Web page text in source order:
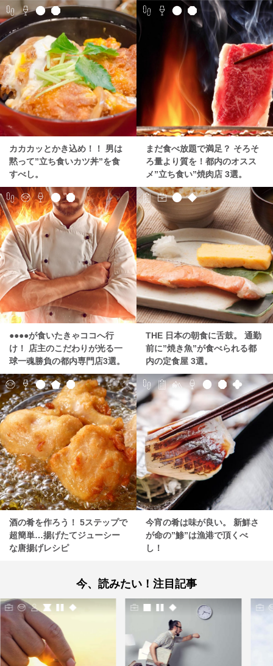
カカカッとかき込め！！ 男は
黙って”立ち食いカツ丼”を食
すべし。
まだ食べ放題で満足？ そろそ
ろ量より質を！都内のオスス
メ”立ち食い”焼肉店 3選。
●●●●が食いたきゃココへ行
け！ 店主のこだわりが光る一
球一魂勝負の都内専門店3選。
THE 日本の朝食に舌鼓。 通勤
前に”焼き魚”が食べられる都
内の定食屋 3選。
酒の肴を作ろう！ 5ステップで
超簡単…揚げたてジューシー
な唐揚げレシピ
今宵の肴は味が良い。 新鮮さ
が命の”鯵”は漁港で頂くべ
し！
今、読みたい！注目記事